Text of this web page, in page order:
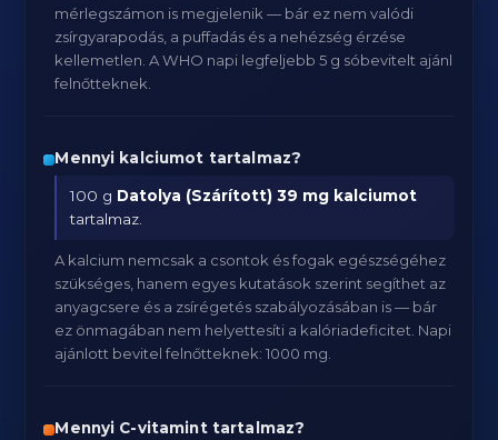
mérlegszámon is megjelenik — bár ez nem valódi
zsírgyarapodás, a puffadás és a nehézség érzése
kellemetlen. A WHO napi legfeljebb 5 g sóbevitelt ajánl
felnőtteknek.
Mennyi kalciumot tartalmaz?
100 g Datolya (Szárított) 39 mg kalciumot
tartalmaz.
A kalcium nemcsak a csontok és fogak egészségéhez
szükséges, hanem egyes kutatások szerint segíthet az
anyagcsere és a zsírégetés szabályozásában is — bár
ez önmagában nem helyettesíti a kalóriadeficitet. Napi
ajánlott bevitel felnőtteknek: 1000 mg.
Mennyi C-vitamint tartalmaz?